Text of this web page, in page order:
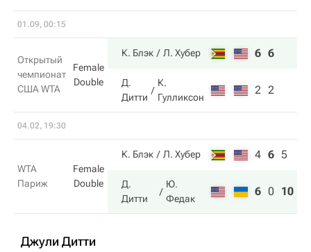
01.09, 00:15
Открытый
чемпионат
США WTA
Female
Double
К. Блэк Л. Хубер 6 6
Д.
Дитти
К.
Гулликсон
2 2
04.02, 19:30
WTA
Париж
Female
Double
К. Блэк Л. Хубер 4 6 5
Д.
Дитти
Ю.
Федак
6 0 10
Джули Дитти